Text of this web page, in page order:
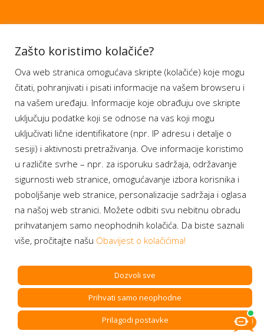
Aplikacije
Moj BH Telecom
Dostupnost usluga
Moja webTV
Aukcije BH Telecom
Program lojalnosti
Bonus plus
Prijava za newsletter
Copyright BH Telecom d.d. Sarajevo. All rights reserved.
Zašto koristimo kolačiće?
Ova web stranica omogućava skripte (kolačiće) koje mogu
čitati, pohranjivati i pisati informacije na vašem browseru i
na vašem uređaju. Informacije koje obrađuju ove skripte
uključuju podatke koji se odnose na vas koji mogu
uključivati lične identifikatore (npr. IP adresu i detalje o
sesiji) i aktivnosti pretraživanja. Ove informacije koristimo
u različite svrhe – npr. za isporuku sadržaja, održavanje
sigurnosti web stranice, omogućavanje izbora korisnika i
poboljšanje web stranice, personalizacije sadržaja i oglasa
na našoj web stranici. Možete odbiti svu nebitnu obradu
prihvatanjem samo neophodnih kolačića. Da biste saznali
više, pročitajte našu Obavijest o kolačićima!
Dozvoli sve
Prihvati samo neophodne
Prilagodi postavke